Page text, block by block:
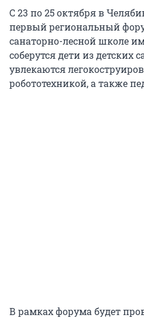
С 23 по 25 октября в
первый региональный
санаторно-лесной школе
соберутся дети из детских
увлекаются
робототехникой, а также
В рамках форума будет